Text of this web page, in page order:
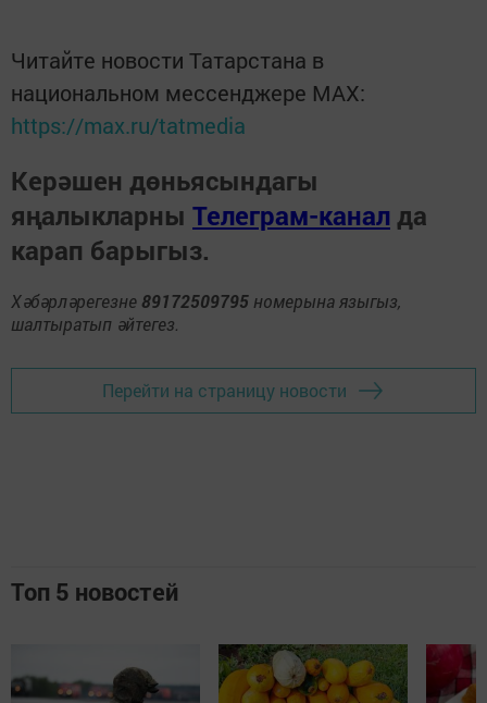
Читайте новости Татарстана в
национальном мессенджере MАХ:
https://max.ru/tatmedia
Керәшен дөньясындагы
яңалыкларны Телеграм-канал да
карап барыгыз.
Хәбәрләрегезне 89172509795 номерына языгыз,
шалтыратып әйтегез.
Перейти на страницу новости
Топ 5 новостей